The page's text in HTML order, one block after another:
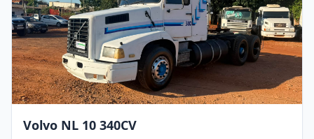
Volvo NL 10 340CV